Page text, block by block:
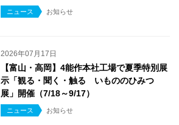
ニュース お知らせ
2026年07月17日
【富山・高岡】4能作本社工場で夏季特別展
示「観る・聞く・触る いもののひみつ
展」開催（7/18～9/17）
ニュース お知らせ